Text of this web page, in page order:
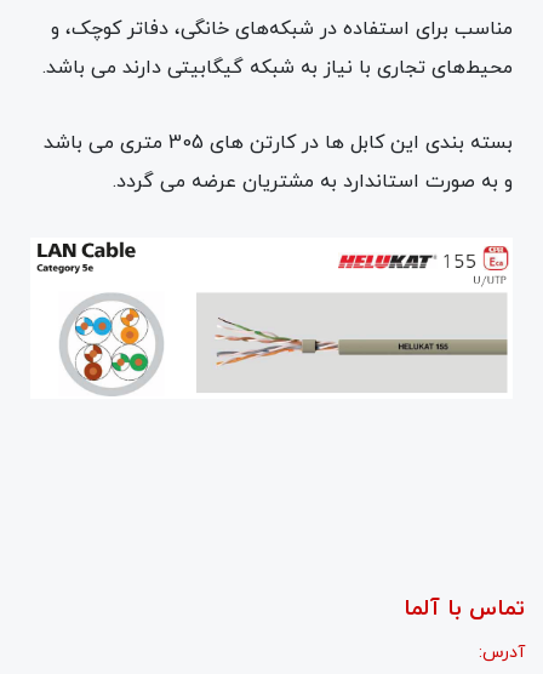
مناسب برای استفاده در شبکه‌های خانگی، دفاتر کوچک، و
محیط‌های تجاری با نیاز به شبکه گیگابیتی دارند می باشد.
بسته بندی این کابل ها در کارتن های 305 متری می باشد
و به صورت استاندارد به مشتریان عرضه می گردد.
تماس با آلما
آدرس: